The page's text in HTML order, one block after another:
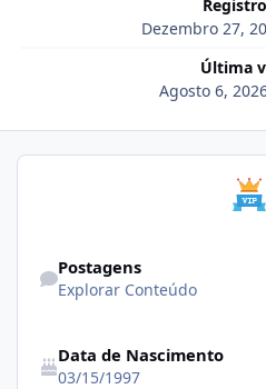
Dezembro 27,
Última
Agosto 6,
Postagens
Explorar Conteúdo
Data de Nascimento
03/15/1997